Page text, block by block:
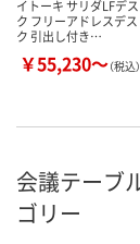
イトーキ サリダLFデス
ク フリーアドレスデス
ク 引出し付き…
￥55,230～（税込）
会議テーブ
ゴリー